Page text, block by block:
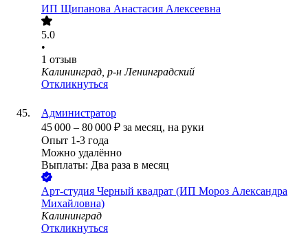
ИП Щипанова Анастасия Алексеевна
5.0
•
1 отзыв
Калининград, р-н Ленинградский
Откликнуться
Администратор
45 000 – 80 000 ₽ за месяц, на руки
Опыт 1-3 года
Можно удалённо
Выплаты: Два раза в месяц
Арт-студия Черный квадрат (ИП Мороз Александра
Михайловна)
Калининград
Откликнуться